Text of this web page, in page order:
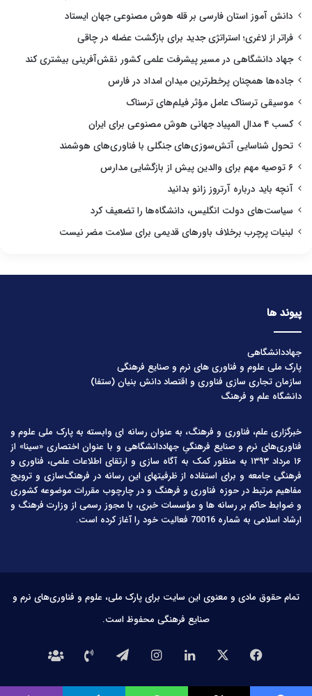
دانش آموز استان فارسی بر قله هوش مصنوعی جهان ایستاد
فراتر از لاغری؛ استراتژی جدید برای بازگشت عضله در چاقی
جهاد دانشگاهی در مسیر پیشرفت علمی کشور نقش‌آفرینی بیشتری کند
جاده‌ها همچنان پرخطرترین میدان امداد در فارس
موسیقی ترسناک عامل مؤثر فیلم‌های ترسناک
کسب ۴ مدال المپیاد جهانی هوش مصنوعی برای ایران
تحول شناسایی آتش‌سوزی‌های جنگلی با فناوری‌های هوشمند
۶ توصیه مهم برای والدین پیش از بازگشایی مدارس
آنچه باید درباره آرتروز زانو بدانید
سیاست‌های دولت انگلیس، دانشگاه‌ها را تضعیف کرد
لبنیات پرچرب برخلاف باورهای قدیمی برای سلامت مضر نیست
پیوند ها
جهاددانشگاهی
پارک ملی علوم و فناوری های نرم و صنایع فرهنگی
سازمان تجاری سازی فناوری و اقتصاد دانش بنیان (ستفا)
دانشگاه علم و فرهنگ
خبرگزاری علم، فناوری و فرهنگ، به عنوان رسانه ای وابسته به پارک ملی علوم و
فناوری‌های نرم و صنایع فرهنگیِ جهاددانشگاهی و با عنوان اختصاری «سینا» از
۱۶ مرداد ۱۳۹۳ به منظور کمک به آگاه سازی و ارتقای اطلاعات علمی، فناوری و
فرهنگی جامعه و برای استفاده از ظرفیتهای این رسانه در فرهنگ‌سازی و ترویج
مفاهیم مرتبط در حوزه فناوری و فرهنگ و در چارچوب مقررات موضوعه کشوری
و ضوابط حاکم بر رسانه ها و مؤسسات خبری، با مجوز رسمی از وزارت فرهنگ و
ارشاد اسلامی به شماره 70016 فعالیت خود را آغاز کرده است.
تمام حقوق مادی و معنوی این سایت برای پارک ملی، علوم و فناوری‌های نرم و
صنایع فرهنگی محفوظ است.
فیس
بوک
لینکدیناینستاگرامتلگرامتماس
با
درباره
ما